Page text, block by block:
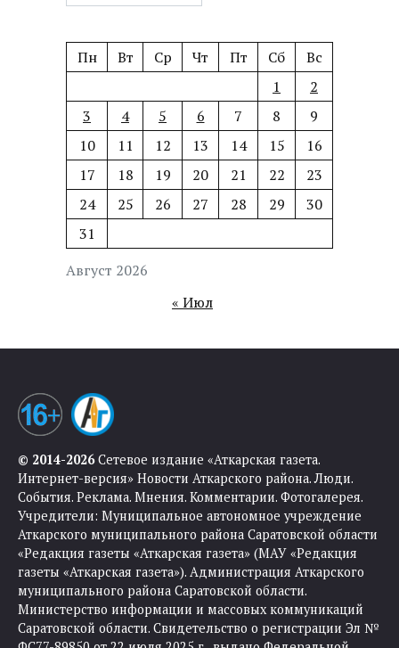
Август 2026
Пн Вт Ср Чт Пт Сб
Вс
1
2
3
4 5 6 7 8
9
10
11 12 13 14 15
16
17
18 19 20 21 22
23
24
25 26 27 28 29
30
31
« Июл
© 2014-2026Сетевое издание «Аткарская газета.
Интернет-версия» Новости Аткарского района. Люди.
События. Реклама. Мнения. Комментарии. Фотогалерея.
Учредители: Муниципальное автономное учреждение
Аткарского муниципального района Саратовской области
«Редакция газеты «Аткарская газета» (МАУ «Редакция
газеты «Аткарская газета»). Администрация Аткарского
муниципального района Саратовской области.
Министерство информации и массовых коммуникаций
Саратовской области. Свидетельство о регистрации Эл №